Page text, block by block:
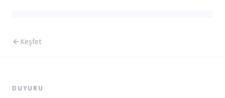
Keşfet
DUYURU